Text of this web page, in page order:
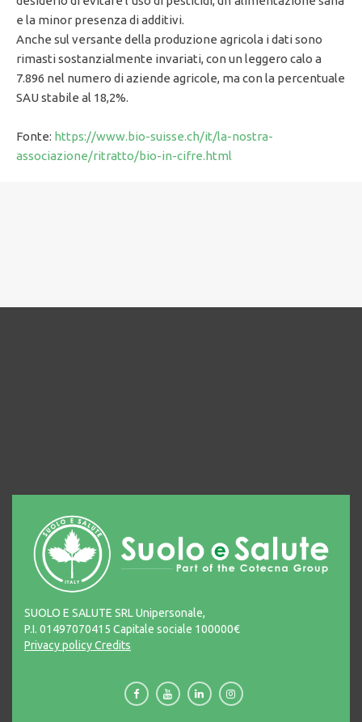
e la minor presenza di additivi.
Anche sul versante della produzione agricola i dati sono
rimasti sostanzialmente invariati, con un leggero calo a
7.896 nel numero di aziende agricole, ma con la percentuale
SAU stabile al 18,2%.
Fonte: https://www.bio-suisse.ch/it/la-nostra-
associazione/ritratto/bio-in-cifre.html
SUOLO E SALUTE SRL Unipersonale,
P.I. 01497070415 Capitale sociale 100000€
Privacy policyCredits